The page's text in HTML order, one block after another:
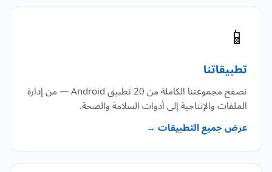
📱
تطبيقاتنا
تصفح مجموعتنا الكاملة من 20 تطبيق Android — من إدارة
الملفات والإنتاجية إلى أدوات السلامة والصحة.
عرض جميع التطبيقات →